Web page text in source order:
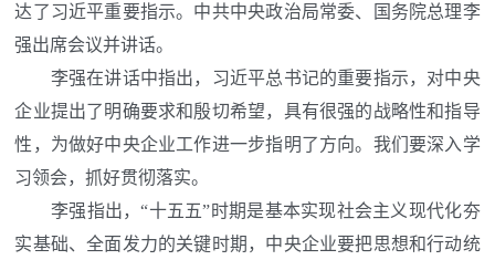
达了习近平重要指示。中共中央政治局常委、国务院总理李
强出席会议并讲话。
李强在讲话中指出，习近平总书记的重要指示，对中央
企业提出了明确要求和殷切希望，具有很强的战略性和指导
性，为做好中央企业工作进一步指明了方向。我们要深入学
习领会，抓好贯彻落实。
李强指出，“十五五”时期是基本实现社会主义现代化夯
实基础、全面发力的关键时期，中央企业要把思想和行动统